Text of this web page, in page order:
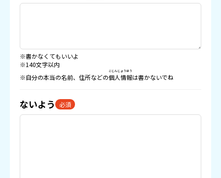
※書かなくてもいいよ
※140文字以内
※自分の本当の名前、住所などの個人情報
こじんじょうほう
は書かないでね
ないよう 必須